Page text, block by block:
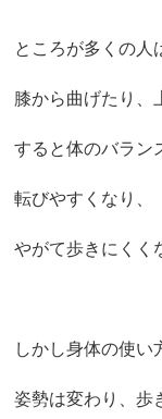
ところが多くの人
膝から曲げたり、
すると体のバラン
転びやすくなり、
やがて歩きにくく
しかし身体の使い
姿勢は変わり、歩